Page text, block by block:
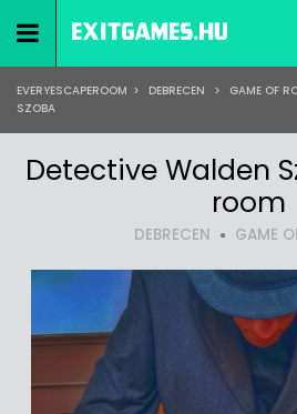
EVERYESCAPEROOM > DEBRECEN > GAME OF
SZOBA
Detective Walden
room
DEBRECEN GAME